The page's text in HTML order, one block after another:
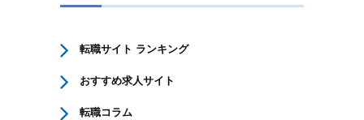
転職サイト ランキング
おすすめ求人サイト
転職コラム